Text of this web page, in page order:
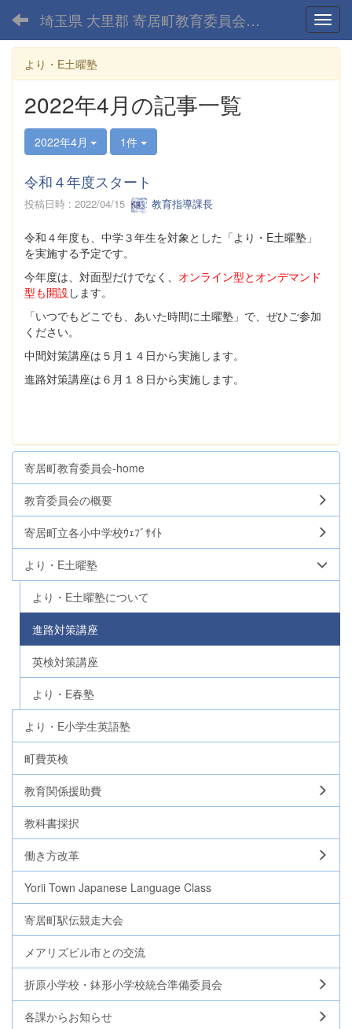
埼玉県 大里郡 寄居町教育委員会-home
より・E土曜塾
2022年4月の記事一覧
2022年4月 1件
令和４年度スタート
投稿日時 : 2022/04/15 教育指導課長
令和４年度も、中学３年生を対象とした「より・E土曜塾」
を実施する予定です。
今年度は、対面型だけでなく、 オンライン型とオンデマンド
型も開設 します。
「いつでもどこでも、あいた時間に土曜塾」で、ぜひご参加
ください。
中間対策講座は５月１４日から実施します。
進路対策講座は６月１８日から実施します。
寄居町教育委員会-home
教育委員会の概要
寄居町立各小中学校ｳｪﾌﾞｻｲﾄ
より・E土曜塾
より・E土曜塾について
進路対策講座
英検対策講座
より・E春塾
より・E小学生英語塾
町費英検
教育関係援助費
教科書採択
働き方改革
Yorii Town Japanese Language Class
寄居町駅伝競走大会
メアリズビル市との交流
折原小学校・鉢形小学校統合準備委員会
各課からお知らせ